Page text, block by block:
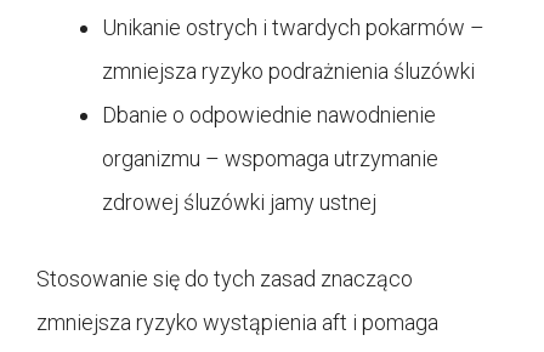
Unikanie ostrych i twardych pokarmów –
zmniejsza ryzyko podrażnienia śluzówki
Dbanie o odpowiednie nawodnienie
organizmu – wspomaga utrzymanie
zdrowej śluzówki jamy ustnej
Stosowanie się do tych zasad znacząco
zmniejsza ryzyko wystąpienia aft i pomaga